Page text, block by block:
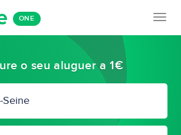
ONE
o seu aluguer a 1€